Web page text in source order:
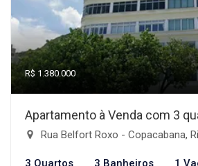
R$ 1.380.000
Apartamento à Venda com 3
Rua Belfort Roxo - Copacabana,
3 Quartos 3 Banheiros 1